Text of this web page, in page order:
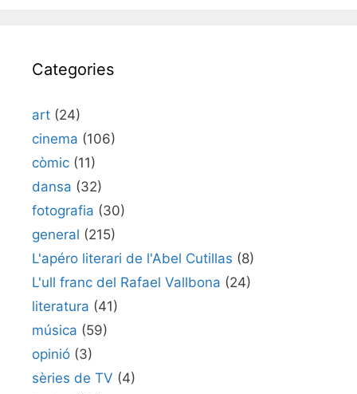
Categories
art (24)
cinema (106)
còmic (11)
dansa (32)
fotografia (30)
general (215)
L'apéro literari de l'Abel Cutillas (8)
L'ull franc del Rafael Vallbona (24)
literatura (41)
música (59)
opinió (3)
sèries de TV (4)